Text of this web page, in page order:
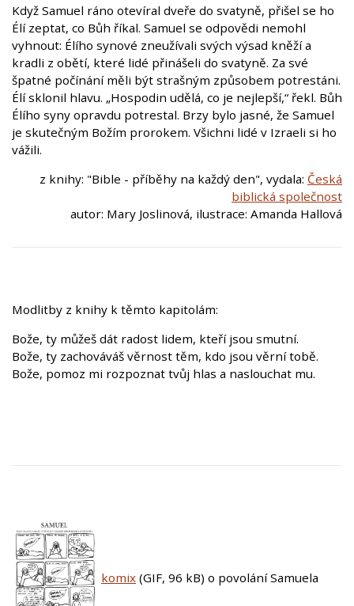
Když Samuel ráno otevíral dveře do svatyně, přišel se ho
Élí zeptat, co Bůh říkal. Samuel se odpovědi nemohl
vyhnout: Élího synové zneužívali svých výsad kněží a
kradli z obětí, které lidé přinášeli do svatyně. Za své
špatné počínání měli být strašným způsobem potrestáni.
Élí sklonil hlavu. „Hospodin udělá, co je nejlepší,“ řekl. Bůh
Élího syny opravdu potrestal. Brzy bylo jasné, že Samuel
je skutečným Božím prorokem. Všichni lidé v Izraeli si ho
vážili.
z knihy: "Bible - příběhy na každý den", vydala: Česká
biblická společnost
autor: Mary Joslinová, ilustrace: Amanda Hallová
Modlitby z knihy k těmto kapitolám:
Bože, ty můžeš dát radost lidem, kteří jsou smutní.
Bože, ty zachováváš věrnost těm, kdo jsou věrní tobě.
Bože, pomoz mi rozpoznat tvůj hlas a naslouchat mu.
komix (GIF, 96 kB) o povolání Samuela